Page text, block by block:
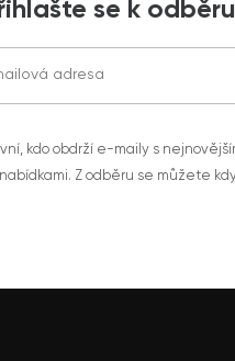
se k
kdo obdrží e-maily s
nabídkami. Z odběru se můžete